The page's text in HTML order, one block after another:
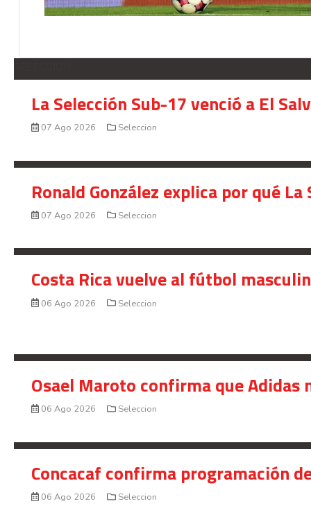
La Selección Sub-17 venció a El
07 Ago 2026 Seleccion
Ronald González explica por qué
07 Ago 2026 Seleccion
Costa Rica vuelve al fútbol
06 Ago 2026 Seleccion
Osael Maroto confirma que Adidas
06 Ago 2026 Seleccion
Concacaf confirma programación
06 Ago 2026 Seleccion